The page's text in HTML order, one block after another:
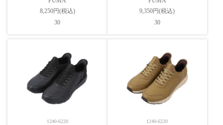
8,250円(税込)
30
9,350円(税込)
30
1240-6220 1240-6220